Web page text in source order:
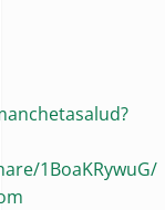
1BoaKRywuG/